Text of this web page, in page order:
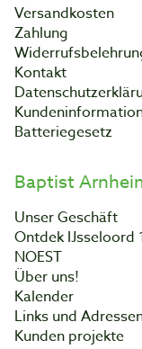
Versandkosten
Zahlung
Kontakt
Batteriegesetz
Baptist
Unser Geschäft
Ontdek IJsseloord
NOEST
Über uns!
Kalender
Links und
Kunden projekte